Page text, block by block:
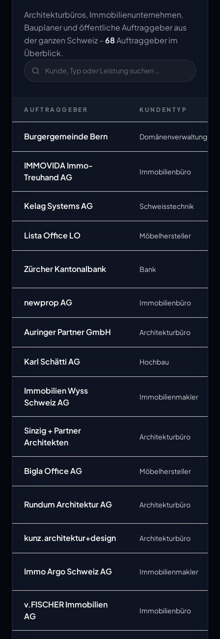
Architekturbüros, Immobilienunternehmen,
Bauplaner und öffentliche Auftraggeber aus
der ganzen Schweiz –68Auftraggeber im
Überblick.
AUFTRAGGEBER KUNDENTYP
Burgergemeinde Bern Domänenverwaltung
IMMOVIDA Immo-
Treuhand AG
Immobilienbüro
Kelag Systems AG Schweisstechnik
Lista Office LO Möbelhersteller
Zürcher Kantonalbank Bank
newprop AG Immobilienbüro
Auringer Partner GmbH Architekturbüro
Karl Schätti AG Hochbau
Immobilien Wyss
Schweiz AG
Immobilienmakler
Sinzig + Partner
Architekten
Architekturbüro
Bigla Office AG Möbelhersteller
Rundum Architektur AG Architekturbüro
kunz.architektur+design Architekturbüro
Immo Argo Schweiz AG Immobilienmakler
v.FISCHER Immobilien
AG
Immobilienbüro